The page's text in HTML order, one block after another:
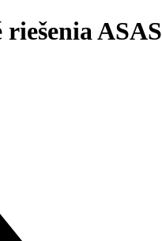
ASAS